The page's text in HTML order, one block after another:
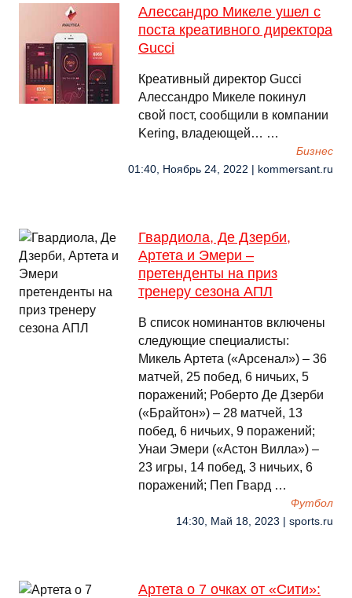
Алессандро Микеле ушел с
поста креативного директора
Gucci
Креативный директор Gucci
Алессандро Микеле покинул
свой пост, сообщили в компании
Kering, владеющей… …
Бизнес
01:40, Ноябрь 24, 2022 | kommersant.ru
Гвардиола, Де Дзерби,
Артета и Эмери –
претенденты на приз
тренеру сезона АПЛ
В список номинантов включены
следующие специалисты:
Микель Артета («Арсенал») – 36
матчей, 25 побед, 6 ничьих, 5
поражений; Роберто Де Дзерби
(«Брайтон») – 28 матчей, 13
побед, 6 ничьих, 9 поражений;
Унаи Эмери («Астон Вилла») –
23 игры, 14 побед, 3 ничьих, 6
поражений; Пеп Гвард …
Футбол
14:30, Май 18, 2023 | sports.ru
Артета о 7 очках от «Сити»: